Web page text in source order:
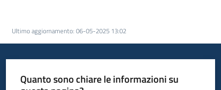
Centri
per
Ultimo aggiornamento: 06-05-2025 13:02
Quanto sono chiare le informazioni su